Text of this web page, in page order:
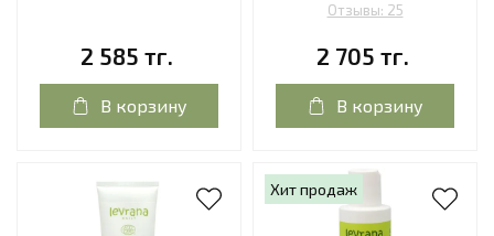
2 585 тг.
В корзину
Отзывы: 25
2 705 тг.
В корзину
Хит продаж